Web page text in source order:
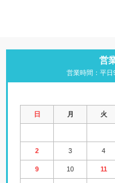
営
営業時間：平日
日 月 火
2 3 4
9 10 11